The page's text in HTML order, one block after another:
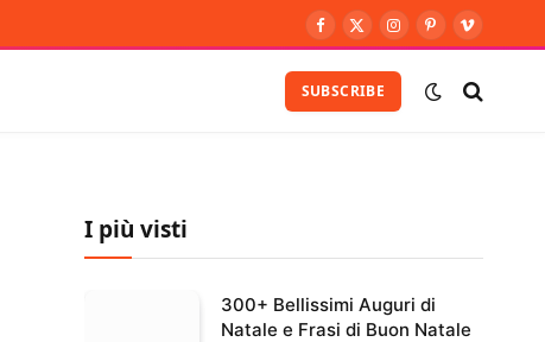
Facebook
X
Instagram
Pinterest
Vimeo
SUBSCRIBE
I più visti
300+ Bellissimi Auguri di
Natale e Frasi di Buon Natale